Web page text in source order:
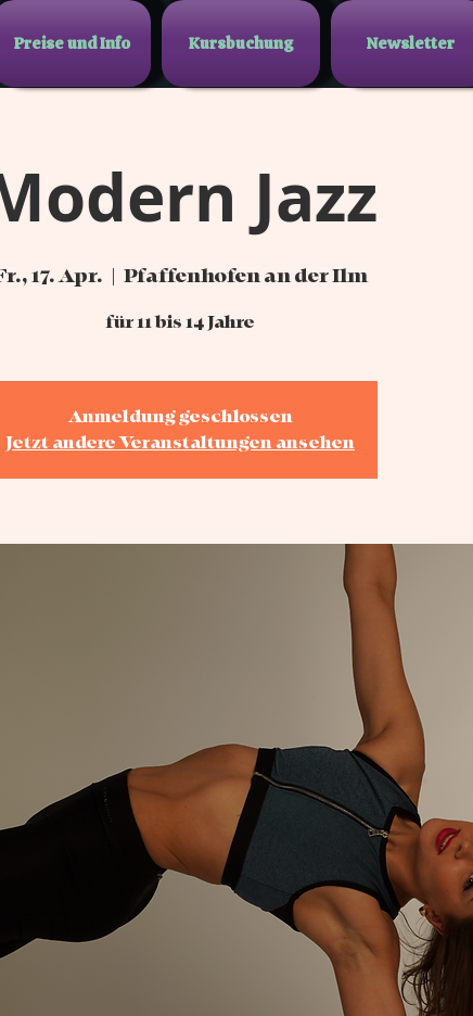
Preise und Info Kursbuchung Newsletter
Jazz
17. Apr.
  |
Pfaffenhofen an der Ilm
für 11 bis 14 Jahre
Anmeldung geschlossen
Jetzt andere Veranstaltungen ansehen